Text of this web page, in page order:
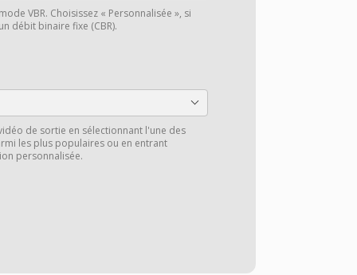
VBR. Choisissez « Personnalisée », si
débit binaire fixe (CBR).
de sortie en sélectionnant l'une des
les plus populaires ou en entrant
personnalisée.